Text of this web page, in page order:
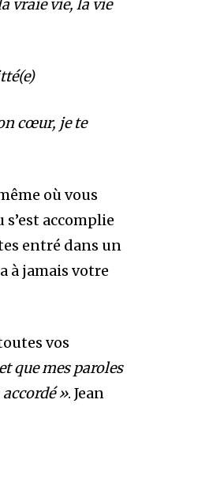
vraie vie, la vie
cœur, je te
où vous
accomplie
entré dans un
à jamais votre
vos
que mes paroles
». Jean